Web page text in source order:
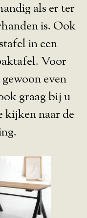
als er ter
is. Ook
in een
Voor
even
graag bij u
kijken naar de